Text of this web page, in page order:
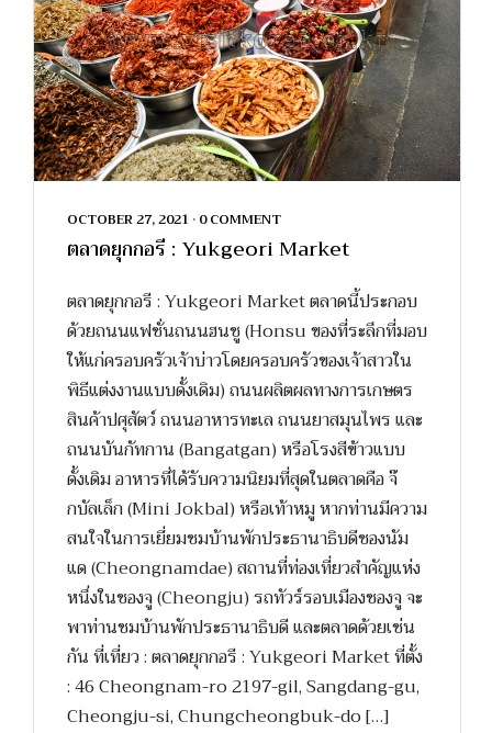
OCTOBER 27, 2021 • 0 COMMENT
ตลาดยุกกอรี : Yukgeori Market
ตลาดยุกกอรี : Yukgeori Market ตลาดนี้ประกอบ
ด้วยถนนแฟชั่นถนนฮนชู (Honsu ของที่ระลึกที่มอบ
ให้แก่ครอบครัวเจ้าบ่าวโดยครอบครัวของเจ้าสาวใน
พิธีแต่งงานแบบดั้งเดิม) ถนนผลิตผลทางการเกษตร
สินค้าปศุสัตว์ ถนนอาหารทะเล ถนนยาสมุนไพร และ
ถนนบันกัทกาน (Bangatgan) หรือโรงสีข้าวแบบ
ดั้งเดิม อาหารที่ได้รับความนิยมที่สุดในตลาดคือ จ๊
กบัลเล็ก (Mini Jokbal) หรือเท้าหมู หากท่านมีความ
สนใจในการเยี่ยมชมบ้านพักประธานาธิบดีชองนัม
แด (Cheongnamdae) สถานที่ท่องเที่ยวสำคัญแห่ง
หนึ่งในชองจู (Cheongju) รถทัวร์รอบเมืองชองจู จะ
พาท่านชมบ้านพักประธานาธิบดี และตลาดด้วยเช่น
กัน ที่เที่ยว : ตลาดยุกกอรี : Yukgeori Market ที่ตั้ง
: 46 Cheongnam-ro 2197-gil, Sangdang-gu,
Cheongju-si, Chungcheongbuk-do […]